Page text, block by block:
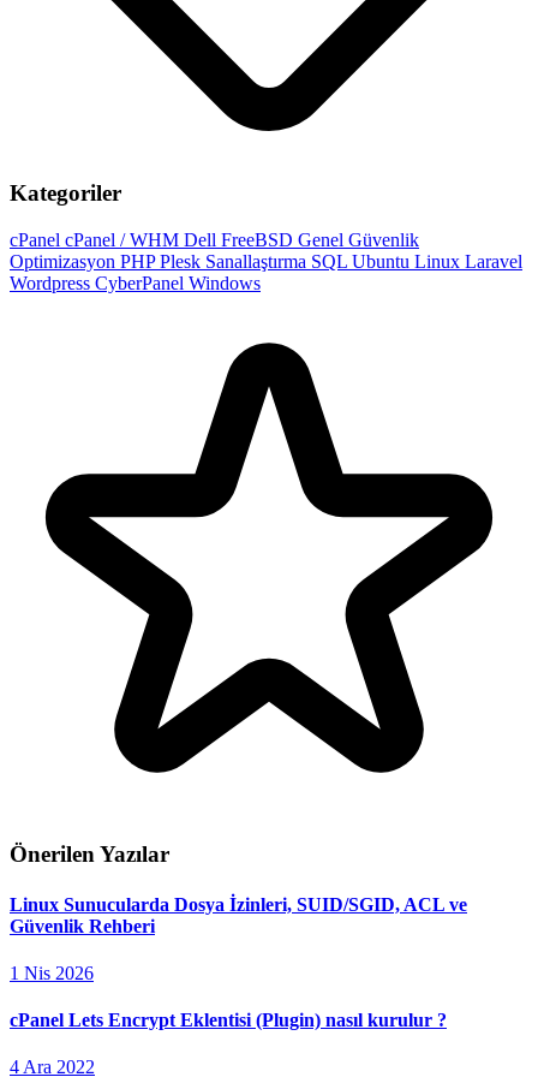
Kategoriler
cPanel cPanel / WHM Dell FreeBSD Genel Güvenlik
Optimizasyon PHPPlesk Sanallaştırma SQL Ubuntu Linux Laravel
Wordpress CyberPanel Windows
Önerilen Yazılar
Linux Sunucularda Dosya İzinleri, SUID/SGID, ACL ve
Güvenlik Rehberi
1 Nis 2026
cPanel Lets Encrypt Eklentisi (Plugin) nasıl kurulur ?
4 Ara 2022